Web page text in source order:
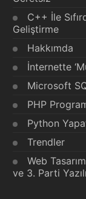
C++ İle
Geliştirme
Hakkımda
İnternette
Microsoft
PHP
Python
Trendler
Web
ve 3. Parti